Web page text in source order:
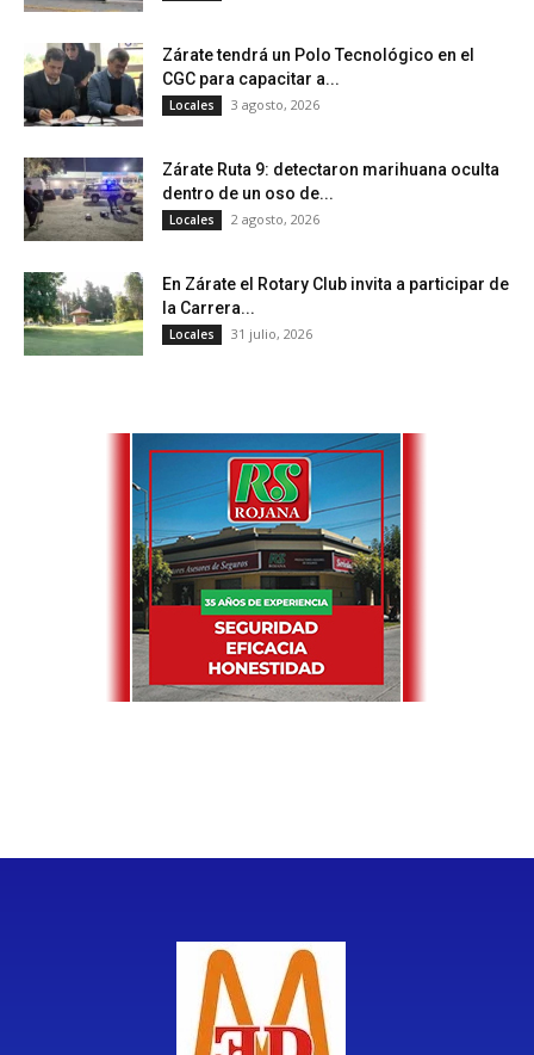
Zárate tendrá un Polo Tecnológico en el
CGC para capacitar a...
Locales 3 agosto, 2026
Zárate Ruta 9: detectaron marihuana oculta
dentro de un oso de...
Locales 2 agosto, 2026
En Zárate el Rotary Club invita a participar de
la Carrera...
Locales 31 julio, 2026